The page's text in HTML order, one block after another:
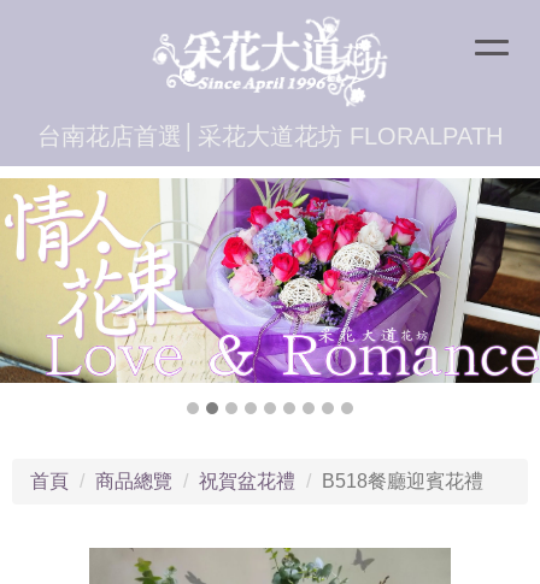
台南花店首選│采花大道花坊 FLORALPATH
首頁 商品總覽 祝賀盆花禮 B518餐廳迎賓花禮